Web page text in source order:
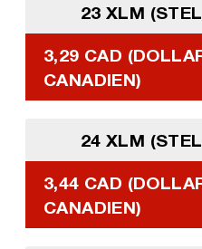
23 XLM
3,29 CAD
CANADIEN)
24 XLM
3,44 CAD
CANADIEN)